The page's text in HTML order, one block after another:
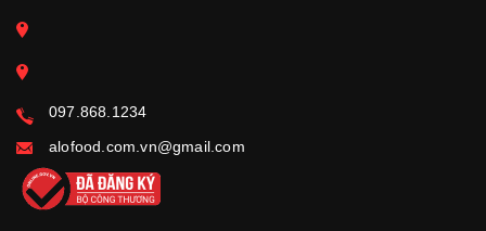
097.868.1234
alofood.com.vn@gmail.com